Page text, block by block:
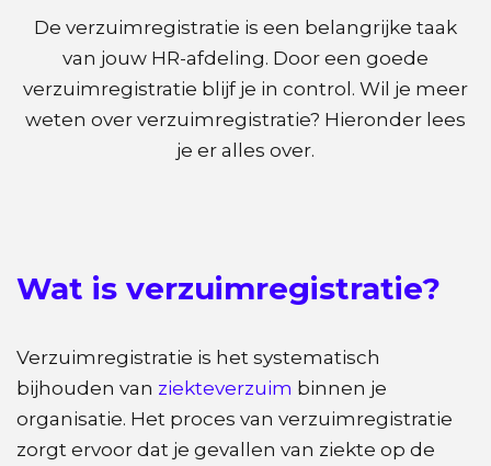
De verzuimregistratie is een belangrijke taak
van jouw HR-afdeling. Door een goede
verzuimregistratie blijf je in control. Wil je meer
weten over verzuimregistratie? Hieronder lees
je er alles over.
Wat is verzuimregistratie?
Verzuimregistratie is het systematisch
bijhouden van ziekteverzuim binnen je
organisatie. Het proces van verzuimregistratie
zorgt ervoor dat je gevallen van ziekte op de